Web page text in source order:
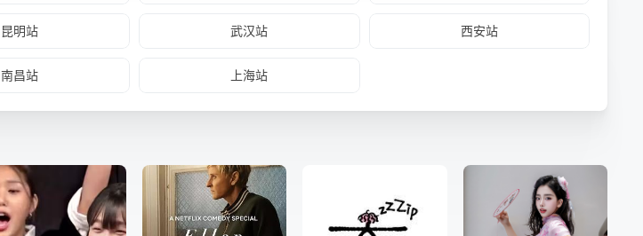
昆明站 武汉站 西安站
南昌站 上海站